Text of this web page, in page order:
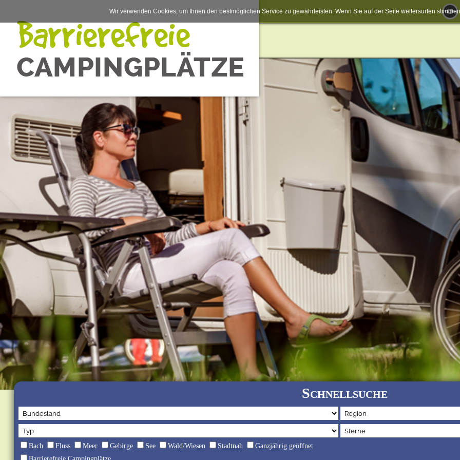
Schnellsuche
Bach Fluss Meer Gebirge See Wald/Wiesen Stadtnah
Ganzjährig geöffnet
Wir verwenden Cookies, um Ihnen den bestmöglichen Service zu gewährleisten. Wenn Sie auf der Seite weitersurfen